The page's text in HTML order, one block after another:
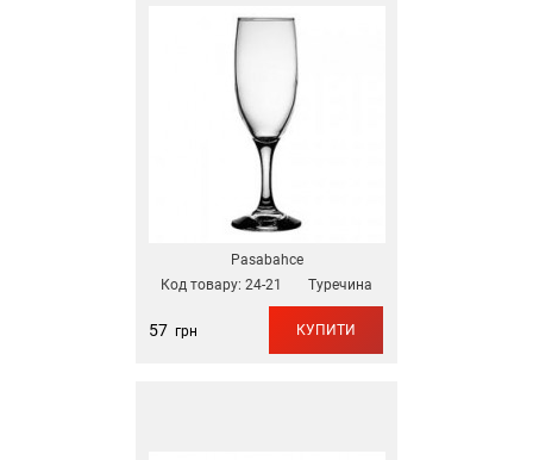
Pasabahce
Код товару: 24-21 Туречина
57грн КУПИТИ